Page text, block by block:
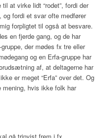
at virke lidt “rodet”, fordi der
og fordi et svar ofte medfører
forpligtet til også at besvare.
en fjerde gang, og de har
der mødes fx tre eller
og en Erfa-gruppe har
af, at deltagerne har
er meget “Erfa” over det. Og
mening, hvis ikke folk har